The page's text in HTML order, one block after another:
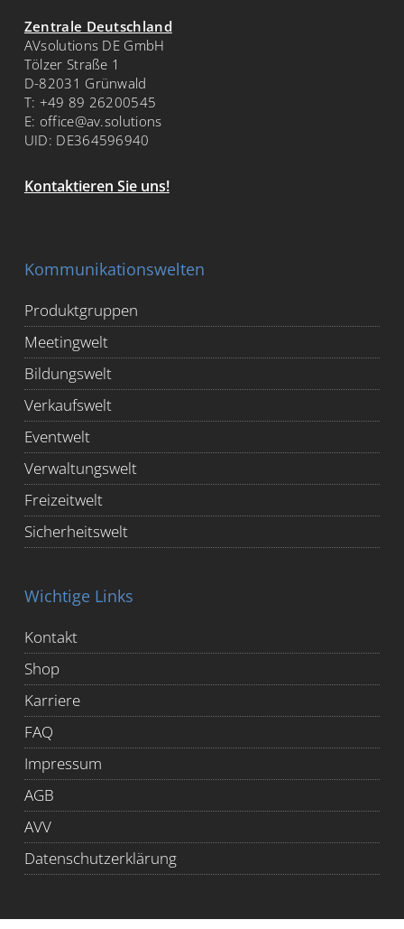
Zentrale Deutschland
AVsolutions DE GmbH
Tölzer Straße 1
D-82031 Grünwald
T: +49 89 26200545
E: office@av.solutions
UID: DE364596940
Kontaktieren Sie uns!
Kommunikationswelten
Produktgruppen
Meetingwelt
Bildungswelt
Verkaufswelt
Eventwelt
Verwaltungswelt
Freizeitwelt
Sicherheitswelt
Wichtige Links
Kontakt
Shop
Karriere
FAQ
Impressum
AGB
AVV
Datenschutzerklärung